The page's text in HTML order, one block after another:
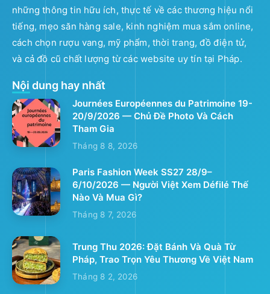
những thông tin hữu ích, thực tế về các thương hiệu nổi
tiếng, mẹo săn hàng sale, kinh nghiệm mua sắm online,
cách chọn rượu vang, mỹ phẩm, thời trang, đồ điện tử,
và cả đồ cũ chất lượng từ các website uy tín tại Pháp.
Nội dung hay nhất
Journées Européennes du Patrimoine 19-
20/9/2026 — Chủ Đề Photo Và Cách
Tham Gia
Tháng 8 8, 2026
Paris Fashion Week SS27 28/9–
6/10/2026 — Người Việt Xem Défilé Thế
Nào Và Mua Gì?
Tháng 8 7, 2026
Trung Thu 2026: Đặt Bánh Và Quà Từ
Pháp, Trao Trọn Yêu Thương Về Việt Nam
Tháng 8 2, 2026